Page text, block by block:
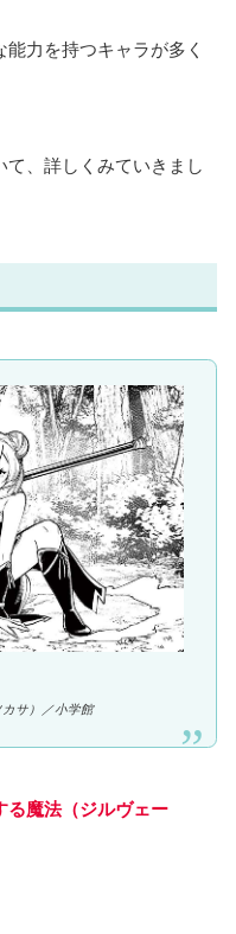
力を持つキャラが多く
、詳しくみていきまし
サ）／小学館
る魔法（ジルヴェー